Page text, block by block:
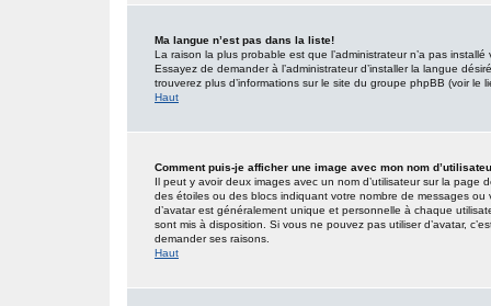
Ma langue n’est pas dans la liste!
La raison la plus probable est que l’administrateur n’a pas
Essayez de demander à l’administrateur d’installer la langue
trouverez plus d’informations sur le site du groupe phpBB (voir le
Haut
Comment puis-je afficher une image avec mon nom
Il peut y avoir deux images avec un nom d’utilisateur sur la
des étoiles ou des blocs indiquant votre nombre de messages
d’avatar est généralement unique et personnelle à chaque
sont mis à disposition. Si vous ne pouvez pas utiliser d’avatar,
demander ses raisons.
Haut